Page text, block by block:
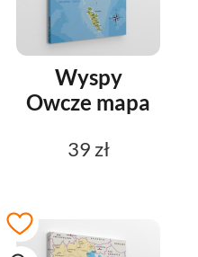
Wyspy
Owcze mapa
39 zł